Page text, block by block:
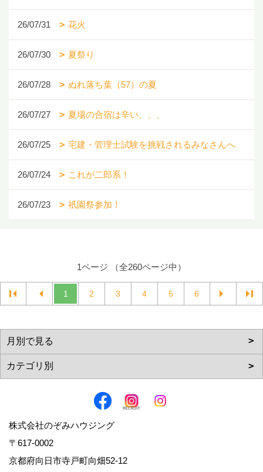
26/07/31 花火
26/07/30 夏祭り
26/07/28 ぬれ落ち葉（57）の夏
26/07/27 夏場の合宿は辛い、、、
26/07/25 宅建・管理士試験を挑戦されるみなさんへ
26/07/24 これが二郎系！
26/07/23 祇園祭参加！
1ページ （全260ページ中）
1 2 3 4 5 6
株式会社のぞみハウジング
〒617-0002
京都府向日市寺戸町向畑52-12